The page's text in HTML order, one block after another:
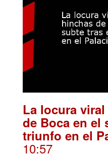
La locura
de Boca en el
triunfo en el
10:57